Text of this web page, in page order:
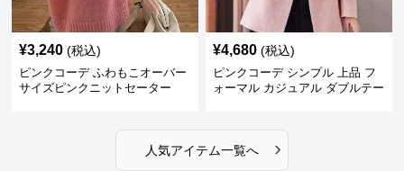
¥3,240 (税込)
ピンクコーデ ふわもこオーバー
サイズピンクニットセーター
¥4,680 (税込)
ピンクコーデ シンプル 上品 フ
ォーマル カジュアル ダブルテー
人気アイテム一覧へ ›